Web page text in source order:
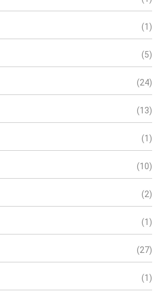
(1)
(5)
(24)
(13)
(1)
(10)
(2)
(1)
(27)
(1)